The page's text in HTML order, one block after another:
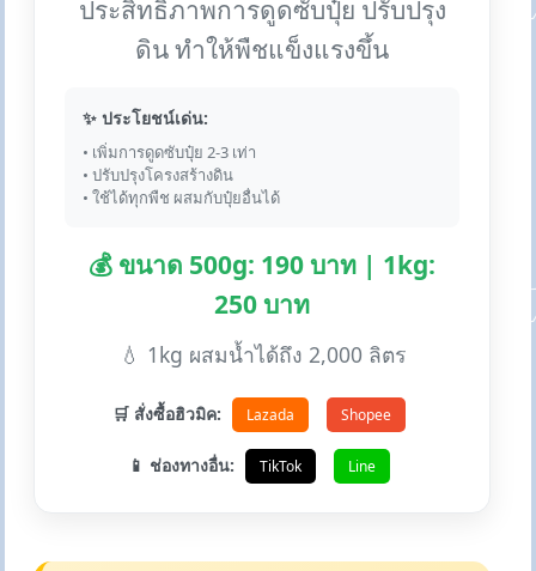
ประสิทธิภาพการดูดซับปุ๋ย ปรับปรุง
ดิน ทำให้พืชแข็งแรงขึ้น
✨ ประโยชน์เด่น:
• เพิ่มการดูดซับปุ๋ย 2-3 เท่า
• ปรับปรุงโครงสร้างดิน
• ใช้ได้ทุกพืช ผสมกับปุ๋ยอื่นได้
💰 ขนาด 500g: 190 บาท | 1kg:
250 บาท
💧 1kg ผสมน้ำได้ถึง 2,000 ลิตร
🛒 สั่งซื้อฮิวมิค: Lazada Shopee
📱 ช่องทางอื่น: TikTok Line